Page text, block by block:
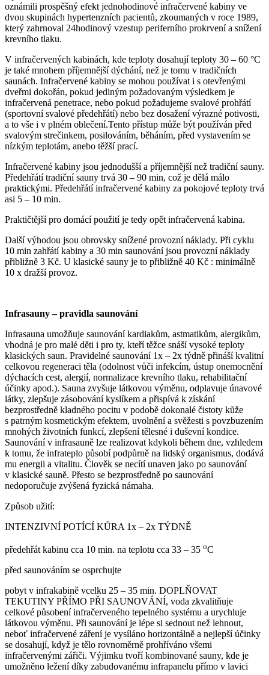
oznámili prospěšný efekt jednohodinové infračervené kabiny ve
dvou skupinách hypertenzních pacientů, zkoumaných v roce 1989,
který zahrnoval 24hodinový vzestup periferního prokrvení a snížení
krevního tlaku.
V infračervených kabinách, kde teploty dosahují teploty 30 – 60 °C
je také mnohem příjemnější dýchání, než je tomu v tradičních
saunách. Infračervené kabiny se mohou používat i s otevřenými
dveřmi dokořán, pokud jediným požadovaným výsledkem je
infračervená penetrace, nebo pokud požadujeme svalové prohřátí
(sportovní svalové předehřátí) nebo bez dosažení výrazné potivosti,
a to vše i v plném oblečení.Tento přístup může být používán před
svalovým strečinkem, posilováním, běháním, před vystavením se
nízkým teplotám, anebo těžší prací.
Infračervené kabiny jsou jednodušší a příjemnější než tradiční sauny.
Předehřátí tradiční sauny trvá 30 – 90 min, což je dělá málo
praktickými. Předehřátí infračervené kabiny za pokojové teploty trvá
asi 5 – 10 min.
Praktičtější pro domácí použití je tedy opět infračervená kabina.
Další výhodou jsou obrovsky snížené provozní náklady. Při cyklu
10 min zahřátí kabiny a 30 min saunování jsou provozní náklady
přibližně 3 Kč. U klasické sauny je to přibližně 40 Kč : minimálně
10 x dražší provoz.
Infrasauny – pravidla saunování
Infrasauna umožňuje saunování kardiakům, astmatikům, alergikům,
vhodná je pro malé děti i pro ty, kteří těžce snáší vysoké teploty
klasických saun. Pravidelné saunování 1x – 2x týdně přináší kvalitní
celkovou regeneraci těla (odolnost vůči infekcím, ústup onemocnění
dýchacích cest, alergií, normalizace krevního tlaku, rehabilitační
účinky apod.). Sauna zvyšuje látkovou výměnu, odplavuje únavové
látky, zlepšuje zásobování kyslíkem a přispívá k získání
bezprostředně kladného pocitu v podobě dokonalé čistoty kůže
s patrným kosmetickým efektem, uvolnění a svěžesti s povzbuzením
mnohých životních funkcí, zlepšení tělesné i duševní kondice.
Saunování v infrasauně lze realizovat kdykoli během dne, vzhledem
k tomu, že infrateplo působí podpůrně na lidský organismus, dodává
mu energii a vitalitu. Člověk se necítí unaven jako po saunování
v klasické sauně. Přesto se bezprostředně po saunování
nedoporučuje zvýšená fyzická námaha.
Způsob užití:
INTENZIVNÍ POTÍCÍ KŮRA 1x – 2x TÝDNĚ
předehřát kabinu cca 10 min. na teplotu cca 33 – 35 oC
před saunováním se osprchujte
pobyt v infrakabině vcelku 25 – 35 min. DOPLŇOVAT
TEKUTINY PŘÍMO PŘI SAUNOVÁNÍ, voda zkvalitňuje
celkové působení infračerveného tepelného systému a urychluje
látkovou výměnu. Při saunování je lépe si sednout než lehnout,
neboť infračervené záření je vysíláno horizontálně a nejlepší účinky
se dosahují, když je tělo rovnoměrně prohříváno všemi
infračervenými zářiči. Výjimku tvoří kombinované sauny, kde je
umožněno ležení díky zabudovanému infrapanelu přímo v lavici